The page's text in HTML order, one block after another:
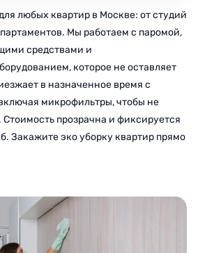
любых квартир в Москве: от студий
Мы работаем с паромой,
средствами и
которое не оставляет
в назначенное время с
микрофильтры, чтобы не
Стоимость прозрачна и фиксируется
Закажите эко уборку квартир прямо